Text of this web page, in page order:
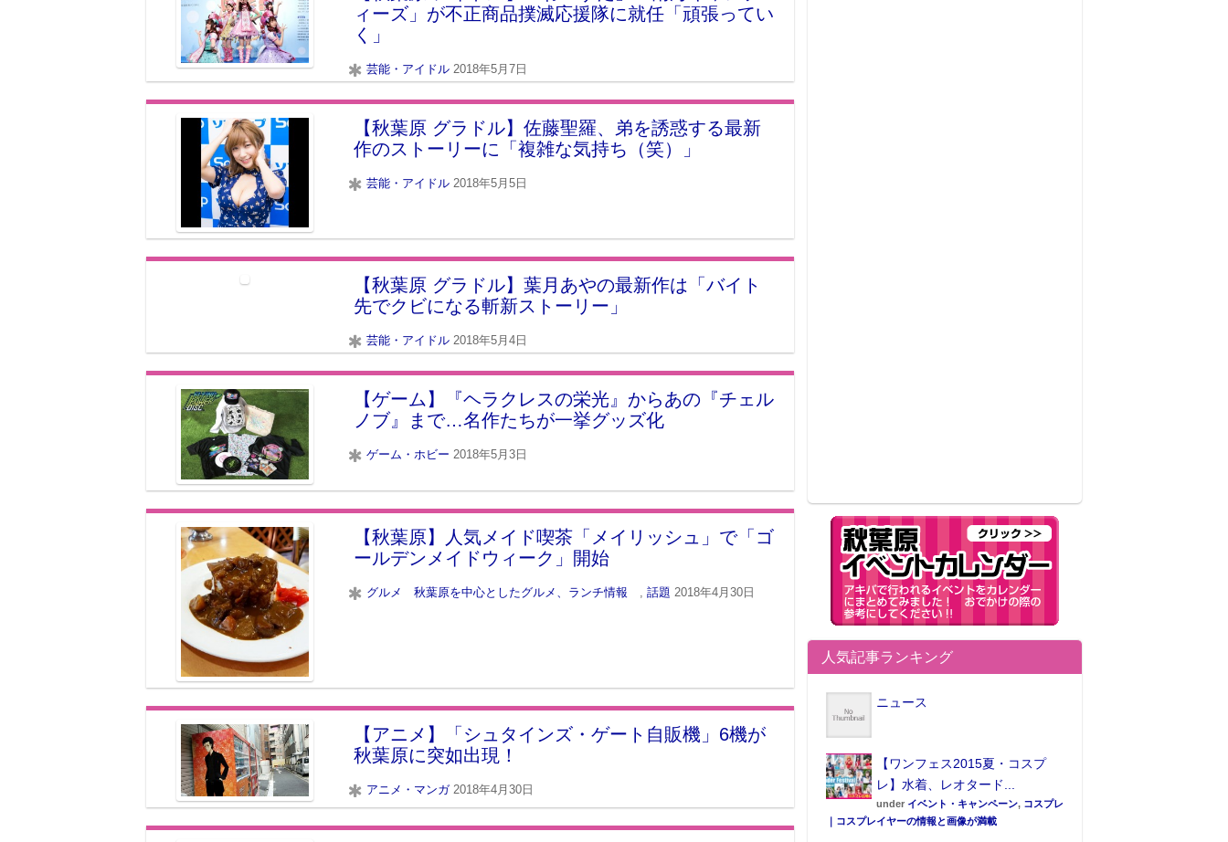
ィーズ」が不正商品撲滅応援隊に就任「頑張ってい
く」
芸能・アイドル 2018年5月7日
【秋葉原 グラドル】佐藤聖羅、弟を誘惑する最新
作のストーリーに「複雑な気持ち（笑）」
芸能・アイドル 2018年5月5日
【秋葉原 グラドル】葉月あやの最新作は「バイト
先でクビになる斬新ストーリー」
芸能・アイドル 2018年5月4日
【ゲーム】『ヘラクレスの栄光』からあの『チェル
ノブ』まで…名作たちが一挙グッズ化
ゲーム・ホビー 2018年5月3日
【秋葉原】人気メイド喫茶「メイリッシュ」で「ゴ
ールデンメイドウィーク」開始
グルメ 秋葉原を中心としたグルメ、ランチ情報 , 話題 2018年4月30日
【アニメ】「シュタインズ・ゲート自販機」6機が
秋葉原に突如出現！
アニメ・マンガ 2018年4月30日
人気記事ランキング
ニュース
【ワンフェス2015夏・コスプ
レ】水着、レオタード...
under イベント・キャンペーン, コスプレ
｜コスプレイヤーの情報と画像が満載